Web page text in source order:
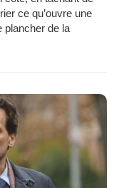
ce qu’ouvre une
plancher de la